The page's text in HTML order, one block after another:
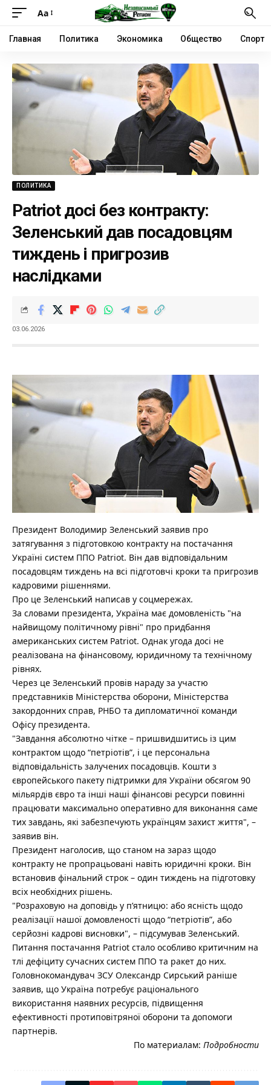
Аа
Главная Политика Экономика Общество Спорт
ПОЛИТИКА
Patriot досі без контракту:
Зеленський дав посадовцям
тиждень і пригрозив
наслідками
03.06.2026
Президент Володимир Зеленський заявив про
затягування з підготовкою контракту на постачання
Україні систем ППО Patriot. Він дав відповідальним
посадовцям тиждень на всі підготовчі кроки та пригрозив
кадровими рішеннями.
Про це Зеленський написав у соцмережах.
За словами президента, Україна має домовленість "на
найвищому політичному рівні" про придбання
американських систем Patriot. Однак угода досі не
реалізована на фінансовому, юридичному та технічному
рівнях.
Через це Зеленський провів нараду за участю
представників Міністерства оборони, Міністерства
закордонних справ, РНБО та дипломатичної команди
Офісу президента.
"Завдання абсолютно чітке – пришвидшитись із цим
контрактом щодо “петріотів”, і це персональна
відповідальність залучених посадовців. Кошти з
європейського пакету підтримки для України обсягом 90
мільярдів євро та інші наші фінансові ресурси повинні
працювати максимально оперативно для виконання саме
тих завдань, які забезпечують українцям захист життя", –
заявив він.
Президент наголосив, що станом на зараз щодо
контракту не пропрацьовані навіть юридичні кроки. Він
встановив фінальний строк – один тиждень на підготовку
всіх необхідних рішень.
"Розраховую на доповідь у пʼятницю: або ясність щодо
реалізації нашої домовленості щодо “петріотів”, або
серйозні кадрові висновки", – підсумував Зеленський.
Питання постачання Patriot стало особливо критичним на
тлі дефіциту сучасних систем ППО та ракет до них.
Головнокомандувач ЗСУ Олександр Сирський раніше
заявив, що Україна потребує раціонального
використання наявних ресурсів, підвищення
ефективності протиповітряної оборони та допомоги
партнерів.
По материалам: Подробности